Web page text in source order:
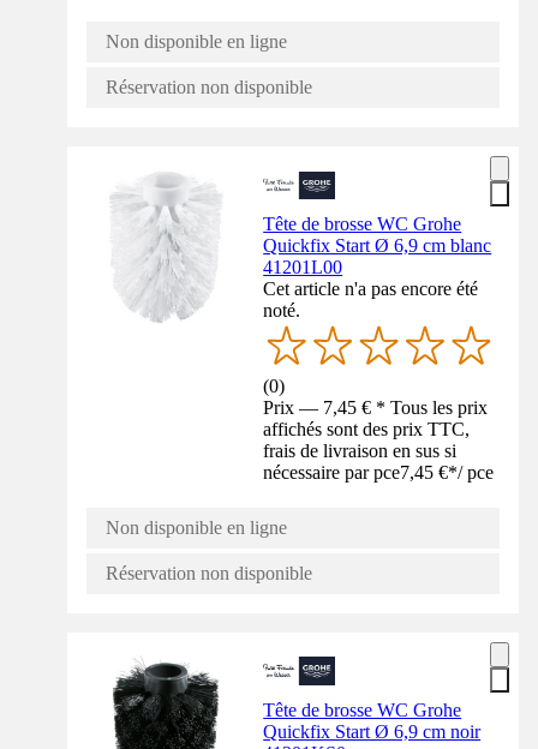
Non disponible en ligne
Réservation non disponible
Tête de brosse WC Grohe
Quickfix Start Ø 6,9 cm blanc
41201L00
Cet article n'a pas encore été
noté.
(0)
Prix — 7,45 € * Tous les prix
affichés sont des prix TTC,
frais de livraison en sus si
nécessaire par pce7,45 €*/ pce
Non disponible en ligne
Réservation non disponible
Tête de brosse WC Grohe
Quickfix Start Ø 6,9 cm noir